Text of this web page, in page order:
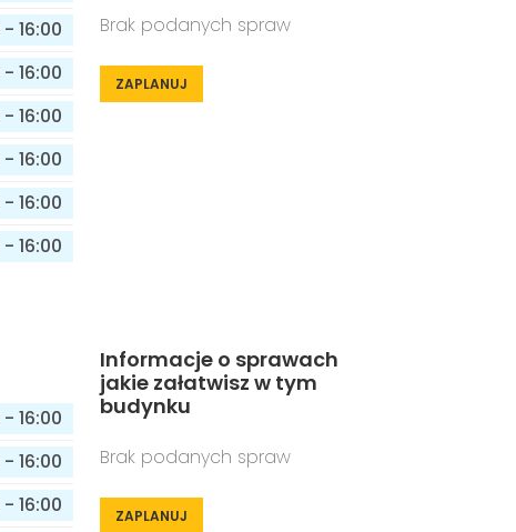
- 16:00
- 16:00
- 16:00
- 16:00
- 16:00
- 16:00
Brak podanych spraw
ZAPLANUJ
- 16:00
- 16:00
- 16:00
Informacje o sprawach
jakie załatwisz w tym
budynku
Brak podanych spraw
ZAPLANUJ